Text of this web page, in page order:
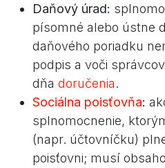
Daňový úrad:
písomné alebo ústne
daňového poriadku
podpis a voči
dňa doručenia.
Sociálna poisťovňa:
splnomocnenie,
(napr. účtovníčku)
poisťovni; musí